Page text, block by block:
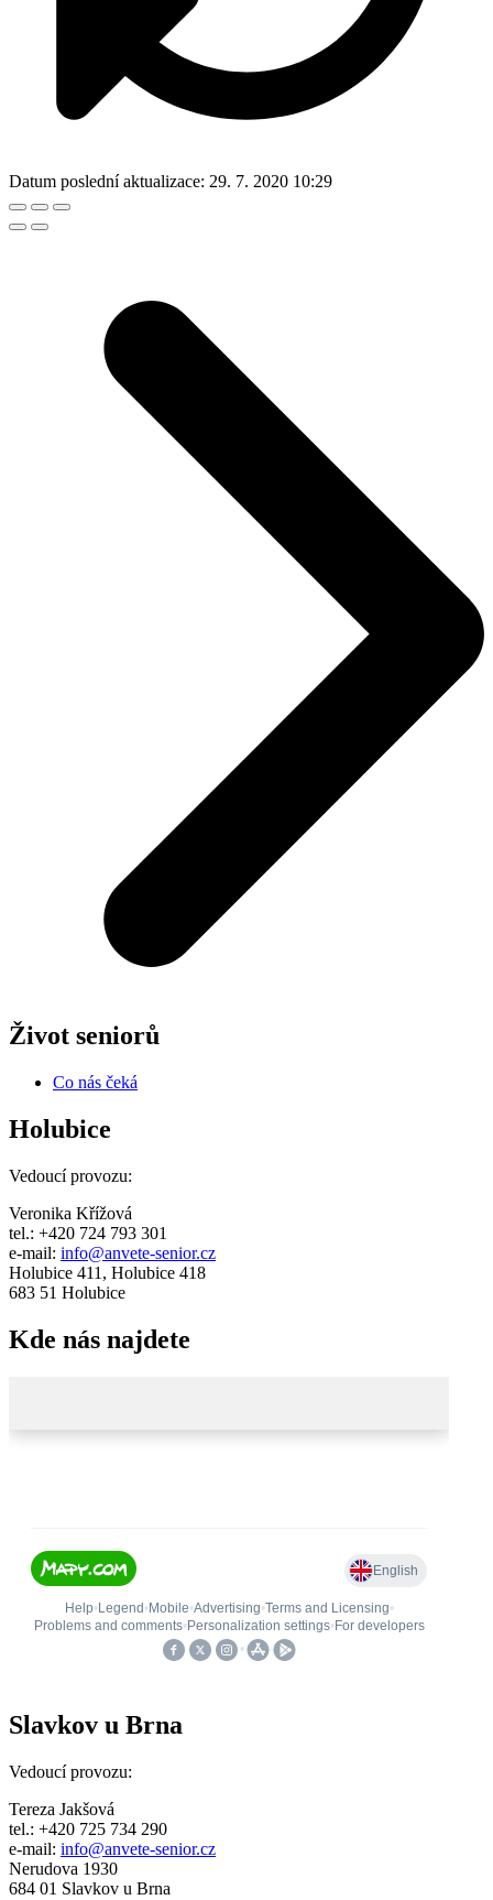
Datum poslední aktualizace: 29. 7. 2020 10:29
Život seniorů
Co nás čeká
Holubice
Vedoucí provozu:
Veronika Křížová
tel.: +420 724 793 301
e-mail: info@anvete-senior.cz
Holubice 411, Holubice 418
683 51 Holubice
Kde nás najdete
Slavkov u Brna
Vedoucí provozu:
Tereza Jakšová
tel.: +420 725 734 290
e-mail: info@anvete-senior.cz
Nerudova 1930
684 01 Slavkov u Brna